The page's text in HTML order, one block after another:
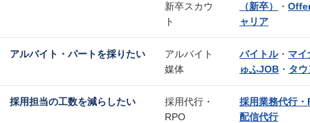
新卒スカウ
ト
（新卒）
・
ャリア
アルバイト・パートを採りたい
アルバイト
媒体
バイトル・ マイ
ゅふJOB ・ タ
採用担当の工数を減らしたい
採用代行・
RPO
採用業務代行・
配信代行